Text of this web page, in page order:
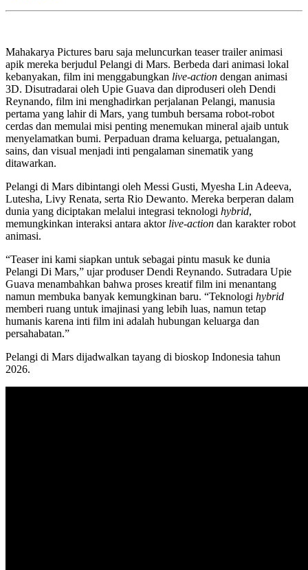
Mahakarya Pictures baru saja meluncurkan teaser trailer animasi
apik mereka berjudul Pelangi di Mars. Berbeda dari animasi lokal
kebanyakan, film ini menggabungkan live-action dengan animasi
3D. Disutradarai oleh Upie Guava dan diproduseri oleh Dendi
Reynando, film ini menghadirkan perjalanan Pelangi, manusia
pertama yang lahir di Mars, yang tumbuh bersama robot-robot
cerdas dan memulai misi penting menemukan mineral ajaib untuk
menyelamatkan bumi. Perpaduan drama keluarga, petualangan,
sains, dan visual menjadi inti pengalaman sinematik yang
ditawarkan.
Pelangi di Mars dibintangi oleh Messi Gusti, Myesha Lin Adeeva,
Lutesha, Livy Renata, serta Rio Dewanto. Mereka berperan dalam
dunia yang diciptakan melalui integrasi teknologi hybrid,
memungkinkan interaksi antara aktor live-action dan karakter robot
animasi.
“Teaser ini kami siapkan untuk sebagai pintu masuk ke dunia
Pelangi Di Mars,” ujar produser Dendi Reynando. Sutradara Upie
Guava menambahkan bahwa proses kreatif film ini menantang
namun membuka banyak kemungkinan baru. “Teknologi hybrid
memberi ruang untuk imajinasi yang lebih luas, namun tetap
humanis karena inti film ini adalah hubungan keluarga dan
persahabatan.”
Pelangi di Mars dijadwalkan tayang di bioskop Indonesia tahun
2026.